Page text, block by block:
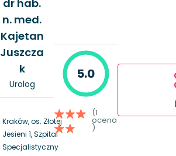
dr hab.
n. med.
Kajetan
Juszcza
k
Urolog
Kraków, os. Złotej
Jesieni 1, Szpital
Specjalistyczny
5.0
(1
ocena
)